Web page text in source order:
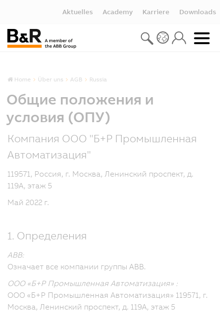
Aktuelles Academy Karriere Downloads
Home Über uns AGB Russia
Общие положения и
условия (ОПУ)
Компания ООО "Б+Р Промышленная
Автоматизация"
119571, Россия, г. Москва, Ленинский проспект, д.
119А, этаж 5
Май 2022 г.
1. Определения
ABB:
Означает все компании группы ABB.
ООО «Б+Р Промышленная Автоматизация» :
ООО «Б+Р Промышленная Автоматизация» 119571, г.
Москва, Ленинский проспект, д. 119А, этаж 5